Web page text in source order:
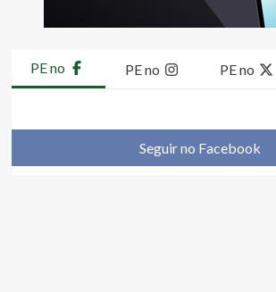
PE no PE no PE no
Seguir no Facebook